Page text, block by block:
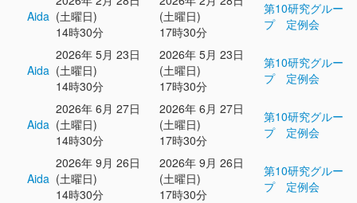
Aida (土曜日)
14時30分
(土曜日)
17時30分
第10研究グルー
プ 定例会
Aida
2026年 5月 23日
(土曜日)
14時30分
2026年 5月 23日
(土曜日)
17時30分
第10研究グルー
プ 定例会
Aida
2026年 6月 27日
(土曜日)
14時30分
2026年 6月 27日
(土曜日)
17時30分
第10研究グルー
プ 定例会
Aida
2026年 9月 26日
(土曜日)
14時30分
2026年 9月 26日
(土曜日)
17時30分
第10研究グルー
プ 定例会